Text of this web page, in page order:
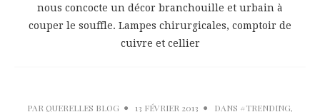
nous concocte un décor branchouille et urbain à
couper le souffle. Lampes chirurgicales, comptoir de
cuivre et cellier
PAR QUERELLES BLOG 13 FÉVRIER 2013 DANS #TRENDING,